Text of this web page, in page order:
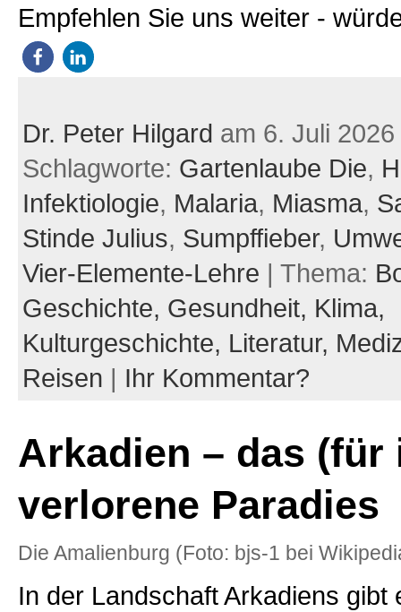
Empfehlen Sie uns weiter -
Dr. Peter Hilgard am 6. Juli 2026
Schlagworte: Gartenlaube Die,
Infektiologie, Malaria, Miasma,
Stinde Julius, Sumpffieber,
Vier-Elemente-Lehre | Thema:
Geschichte, Gesundheit, Klima,
Kulturgeschichte, Literatur,
Reisen | Ihr Kommentar?
Arkadien – das (für
verlorene Paradies
Die Amalienburg (Foto: bjs-1 bei
In der Landschaft Arkadiens gibt